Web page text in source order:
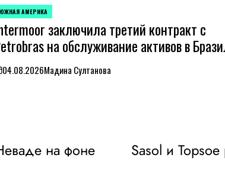
ЮЖНАЯ АМЕРИКА
заключила третий контракт с
на обслуживание активов в
04.08.2026Мадина Султанова
на фоне
Sasol и Topsoe